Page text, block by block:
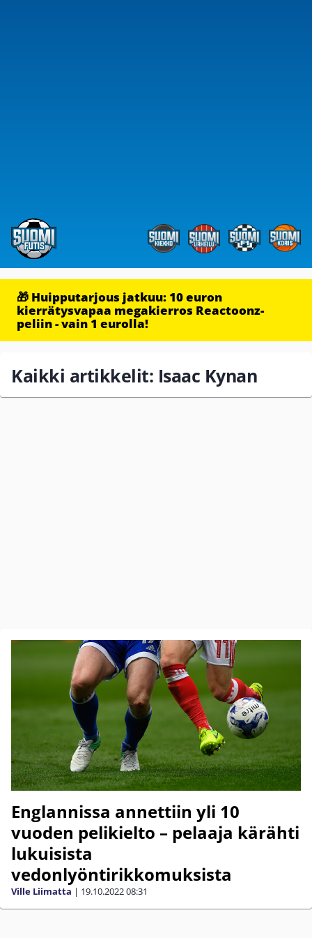
🎁 Huipputarjous jatkuu: 10 euron
kierrätysvapaa megakierros Reactoonz-
peliin - vain 1 eurolla!
Kaikki artikkelit: Isaac Kynan
Englannissa annettiin yli 10
vuoden pelikielto – pelaaja kärähti
lukuisista
vedonlyöntirikkomuksista
Ville Liimatta | 19.10.202208:31